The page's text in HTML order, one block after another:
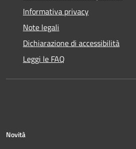
Informativa privacy
Note legali
Dichiarazione di accessibilità
Leggi le FAQ
Novità